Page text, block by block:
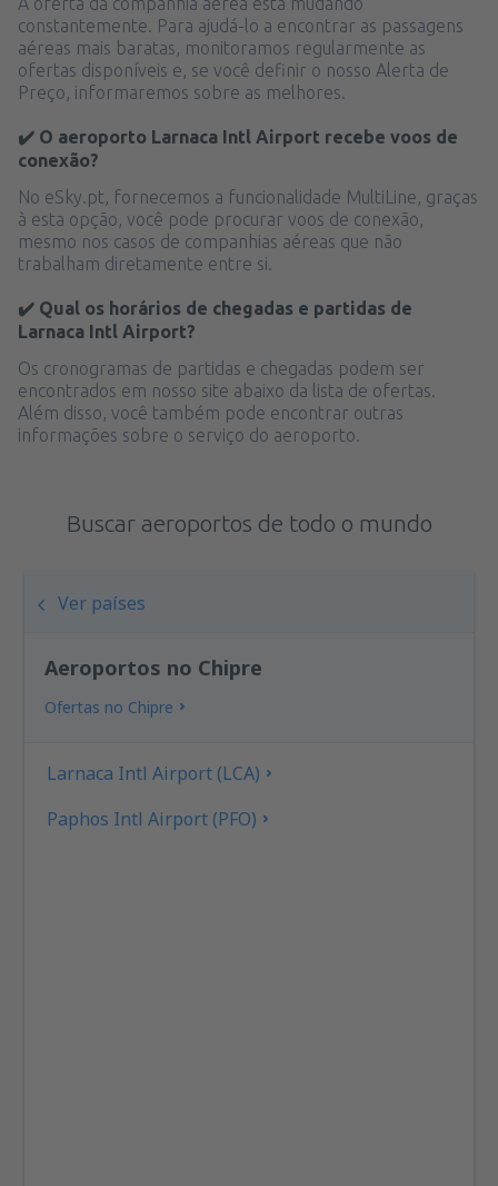
constantemente. Para ajudá-lo a encontrar as passagens
aéreas mais baratas, monitoramos regularmente as
ofertas disponíveis e, se você definir o nosso Alerta de
Preço, informaremos sobre as melhores.
✔️ O aeroporto Larnaca Intl Airport recebe voos de
conexão?
No eSky.pt, fornecemos a funcionalidade MultiLine, graças
à esta opção, você pode procurar voos de conexão,
mesmo nos casos de companhias aéreas que não
trabalham diretamente entre si.
✔️ Qual os horários de chegadas e partidas de
Larnaca Intl Airport?
Os cronogramas de partidas e chegadas podem ser
encontrados em nosso site abaixo da lista de ofertas.
Além disso, você também pode encontrar outras
informações sobre o serviço do aeroporto.
Buscar aeroportos de todo o mundo
Ver países
Aeroportos no Chipre
Ofertas no Chipre
Larnaca Intl Airport (LCA)
Paphos Intl Airport (PFO)